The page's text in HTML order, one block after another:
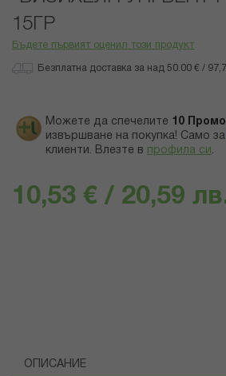
галерия
със
15ГР
Бъдете първият оценил този продукт
Безплатна доставка за над 50.00 € /
Можете да спечелите 10
извършване на покупка! Само за
клиенти. Влезте в профила си .
10,53 € / 20,59
ОПИСАНИЕ